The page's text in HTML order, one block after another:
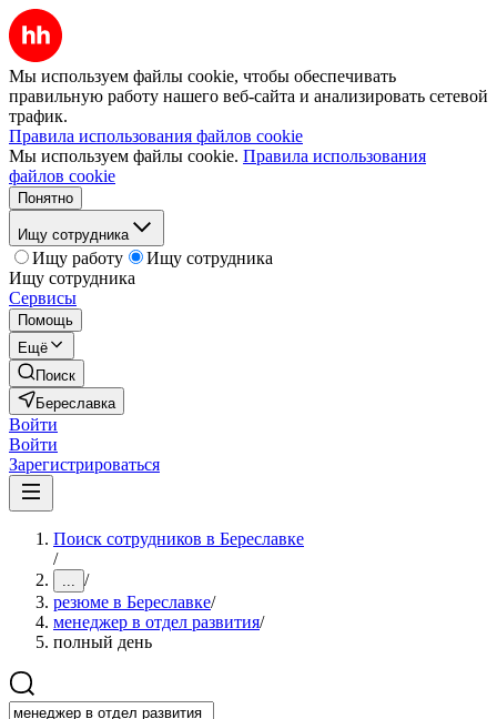
Мы используем файлы cookie, чтобы обеспечивать
правильную работу нашего веб-сайта и анализировать сетевой
трафик.
Правила использования файлов cookie
Мы используем файлы cookie. Правила использования
файлов cookie
Понятно
Ищу сотрудника
Ищу работу
Ищу сотрудника
Ищу сотрудника
Сервисы
Помощь
Ещё
Поиск
Береславка
Войти
Войти
Зарегистрироваться
Поиск сотрудников в Береславке
/
... /
резюме в Береславке/
менеджер в отдел развития/
полный день